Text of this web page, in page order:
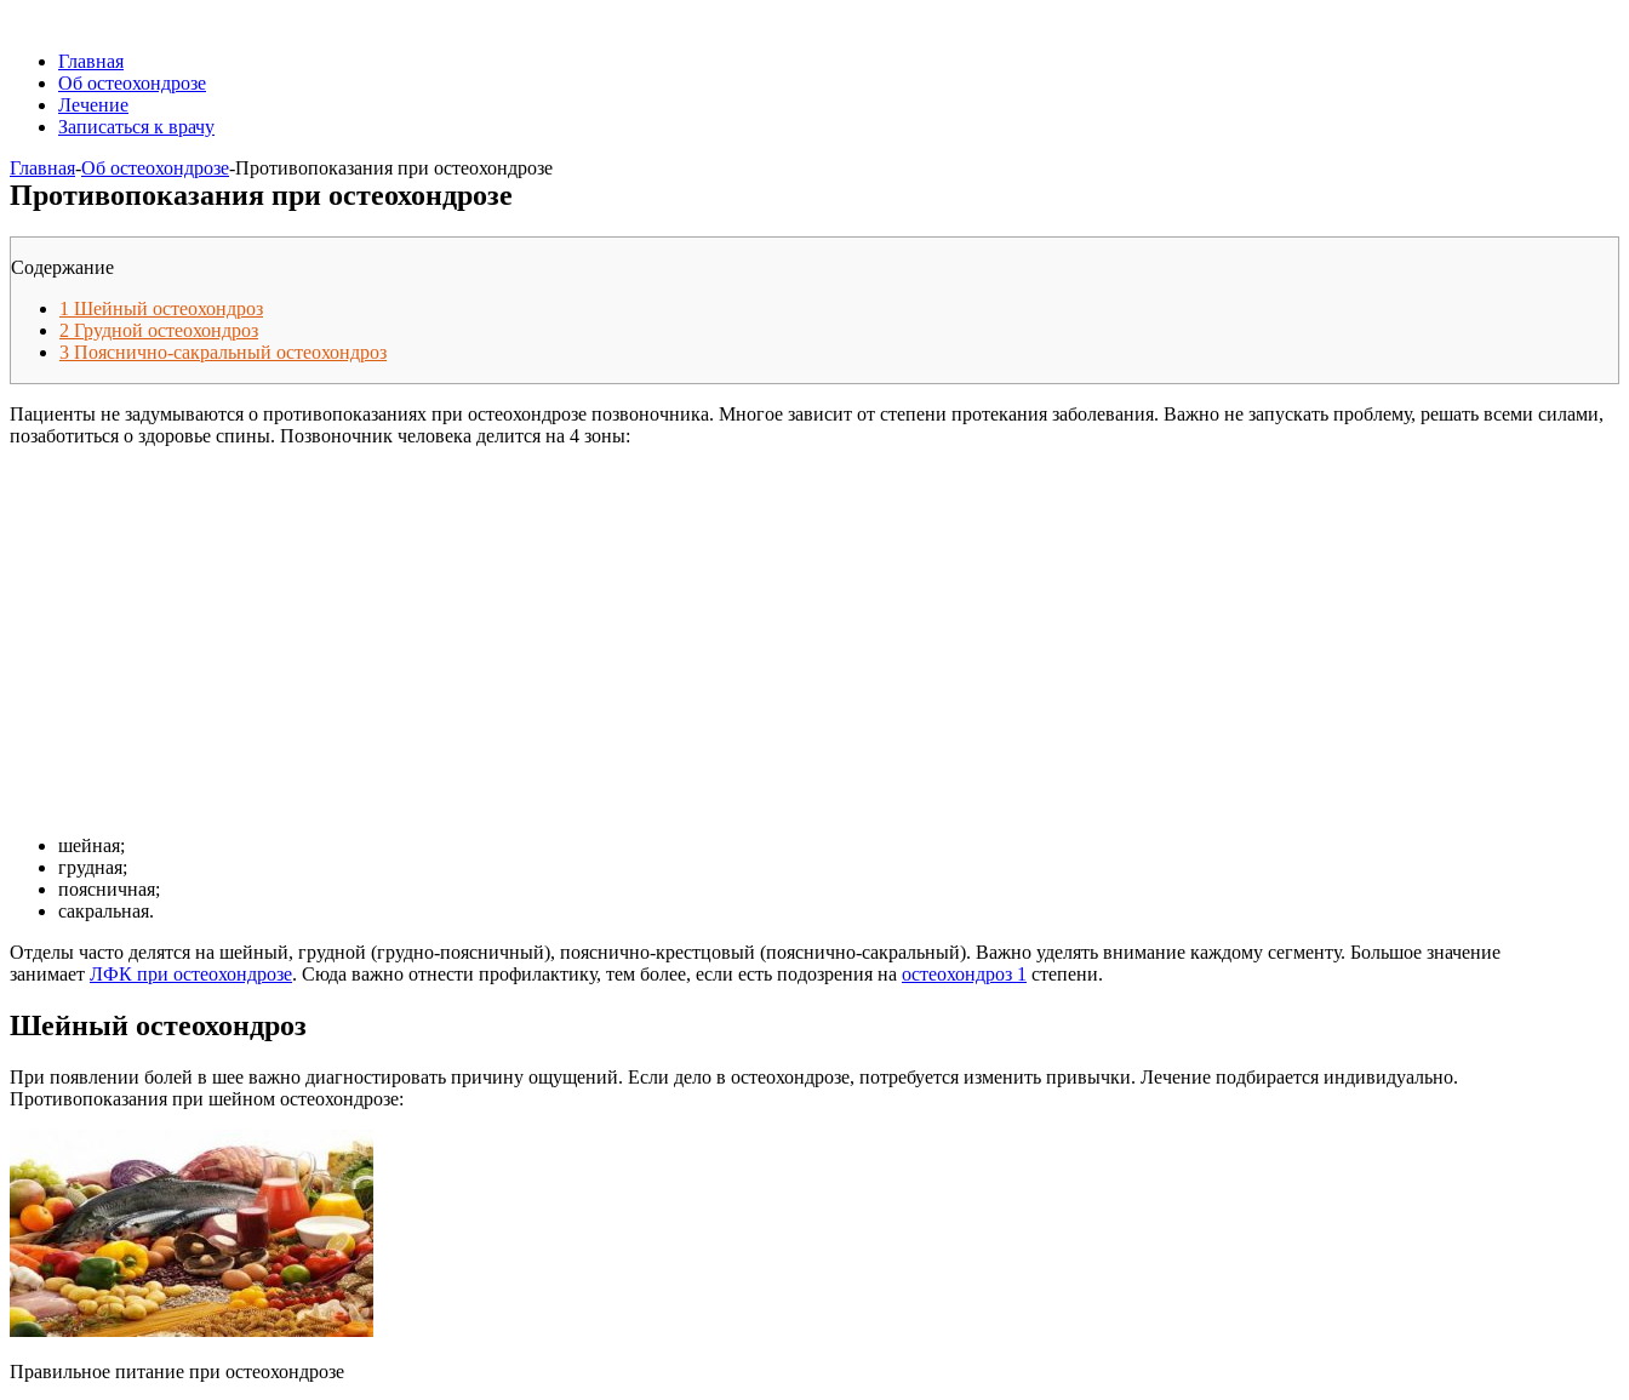
Главная
Об остеохондрозе
Лечение
Записаться к врачу
Главная-Об остеохондрозе-Противопоказания при остеохондрозе
Противопоказания при остеохондрозе
Содержание
1 Шейный остеохондроз
2 Грудной остеохондроз
3 Пояснично-сакральный остеохондроз
Пациенты не задумываются о противопоказаниях при остеохондрозе позвоночника. Многое зависит от степени протекания заболевания. Важно не запускать проблему, решать всеми силами,
позаботиться о здоровье спины. Позвоночник человека делится на 4 зоны:
шейная;
грудная;
поясничная;
сакральная.
Отделы часто делятся на шейный, грудной (грудно-поясничный), пояснично-крестцовый (пояснично-сакральный). Важно уделять внимание каждому сегменту. Большое значение
занимает ЛФК при остеохондрозе. Сюда важно отнести профилактику, тем более, если есть подозрения на остеохондроз 1 степени.
Шейный остеохондроз
При появлении болей в шее важно диагностировать причину ощущений. Если дело в остеохондрозе, потребуется изменить привычки. Лечение подбирается индивидуально.
Противопоказания при шейном остеохондрозе:
Правильное питание при остеохондрозе